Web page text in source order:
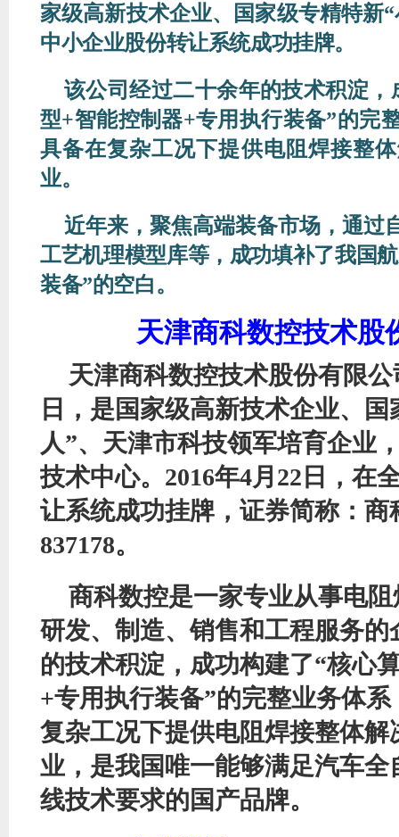
家级高新技术企业、国家级专精特新
中小企业股份转让系统成功挂牌。
该公司经过二十余年的技术积淀，
型+智能控制器+专用执行装备”的完
具备在复杂工况下提供电阻焊接整
业。
近年来，聚焦高端装备市场，通过
工艺机理模型库等，成功填补了我国
装备”的空白。
天津商科数控技术股
天津商科数控技术股份有限
日， 是国家级高新技术企业、
人”、天津市科技领军培育企业
技术中心。2016年4月22日，在
让系统成功挂牌，证券简称：
837178。
商科数控是一家专业从事电
研发、制造、销售和工程服务的
的技术积淀，成功构建了“核心
+专用执行装备”的完整业务体
复杂工况下提供电阻焊接整体
业 ， 是我国唯一能够满足汽车全
线技术要求的国产品牌。